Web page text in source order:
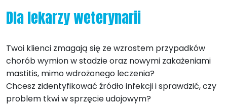
Dla lekarzy weterynarii
Twoi klienci zmagają się ze wzrostem przypadków
chorób wymion w stadzie oraz nowymi zakażeniami
mastitis, mimo wdrożonego leczenia?
Chcesz zidentyfikować źródło infekcji i sprawdzić, czy
problem tkwi w sprzęcie udojowym?